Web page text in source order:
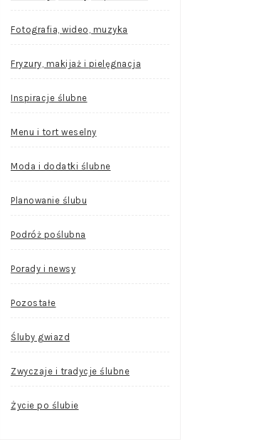
Fotografia, wideo, muzyka
Fryzury, makijaż i pielęgnacja
Inspiracje ślubne
Menu i tort weselny
Moda i dodatki ślubne
Planowanie ślubu
Podróż poślubna
Porady i newsy
Pozostałe
Śluby gwiazd
Zwyczaje i tradycje ślubne
Życie po ślubie